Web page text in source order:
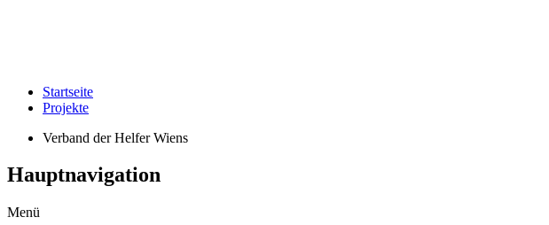
Startseite
Projekte
Verband der Helfer Wiens
Hauptnavigation
Menü